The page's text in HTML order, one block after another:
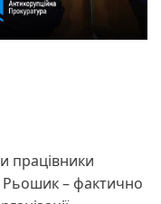
працівники
Рьошик – фактично